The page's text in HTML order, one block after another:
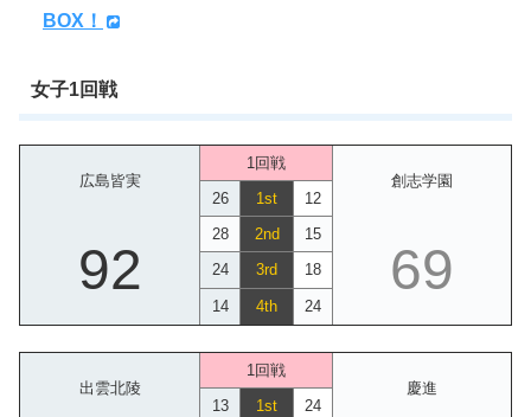
BOX！
女子1回戦
広島皆実
1回戦
創志学園
26
1st 12
92
28 2nd 15
69
24 3rd 18
14 4th 24
出雲北陵
1回戦
慶進
13
1st 24